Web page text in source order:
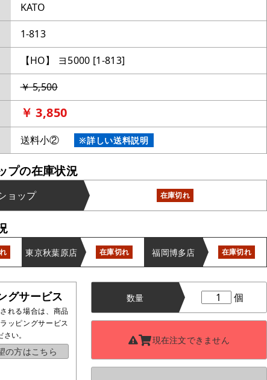
KATO
1-813
【HO】 ヨ5000 [1-813]
￥ 5,500
￥ 3,850
送料小② ※詳しい送料説明
プの在庫状況
ョップ 在庫切れ
東京秋葉原店 在庫切れ 福岡博多店 在庫切れ
グサービス
れる場合は、商品
ッピングサービス
い。
の方はこちら
数量 個
現在注文できません